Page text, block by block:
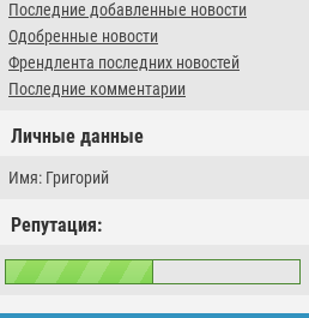
Последние добавленные новости
Одобренные новости
Френдлента последних новостей
Последние комментарии
Личные данные
Имя: Григорий
Репутация: